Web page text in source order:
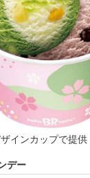
インカップで提供
デー